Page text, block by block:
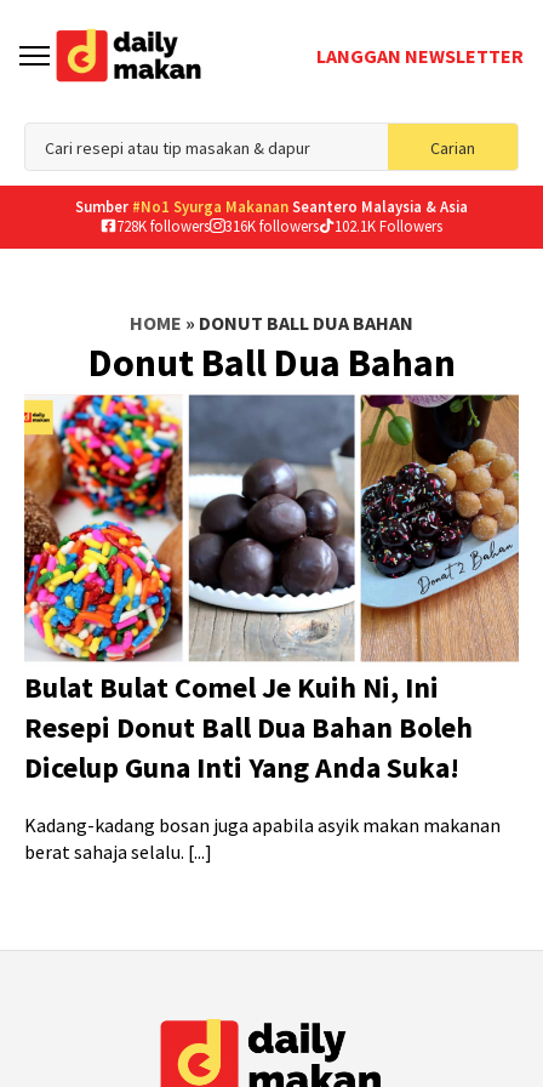
LANGGAN NEWSLETTER
Carian
for:
Sumber #No1 Syurga MakananSeantero Malaysia & Asia
728K followers
316K followers 102.1K Followers
HOME » DONUT BALL DUA BAHAN
Donut Ball Dua Bahan
Bulat Bulat Comel Je Kuih Ni, Ini
Resepi Donut Ball Dua Bahan Boleh
Dicelup Guna Inti Yang Anda Suka!
Kadang-kadang bosan juga apabila asyik makan makanan
berat sahaja selalu. [...]